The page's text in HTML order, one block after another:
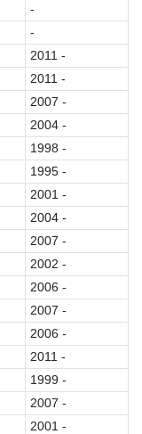
-
-
2011 -
2011 -
2007 -
2004 -
1998 -
1995 -
2001 -
2004 -
2007 -
2002 -
2006 -
2007 -
2006 -
2011 -
1999 -
2007 -
2001 -